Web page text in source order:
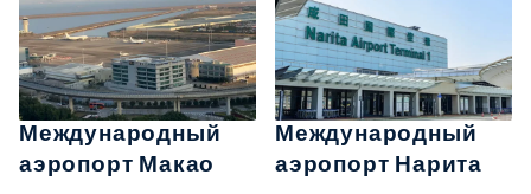
Международный
аэропорт Макао
Международный
аэропорт Нарита